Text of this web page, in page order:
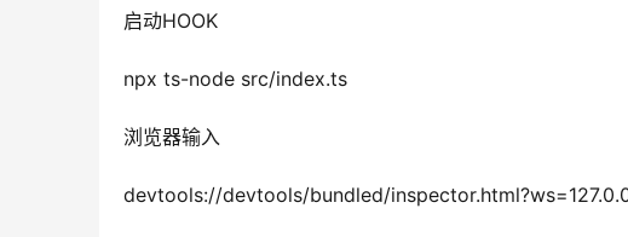
启动HOOK
npx ts-node src/index.ts
浏览器输入
devtools://devtools/bundled/